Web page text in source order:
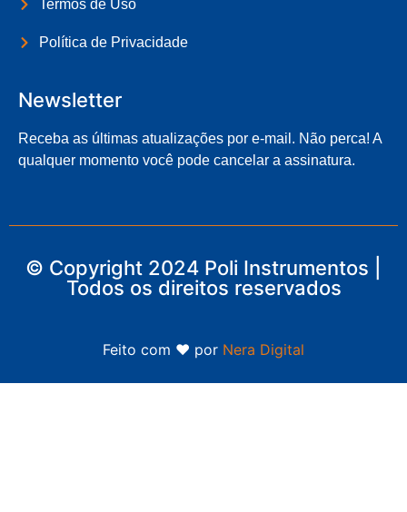
Termos de Uso
Política de Privacidade
Newsletter
Receba as últimas atualizações por e-mail. Não perca! A
qualquer momento você pode cancelar a assinatura.
© Copyright 2024 Poli Instrumentos |
Todos os direitos reservados
Feito com ❤ por Nera Digital